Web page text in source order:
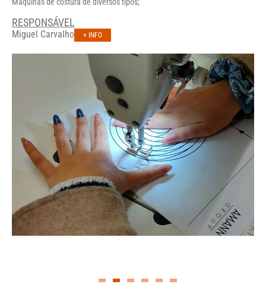
Máquinas de costura de diversos tipos;
RESPONSÁVEL
Miguel Carvalho + INFO